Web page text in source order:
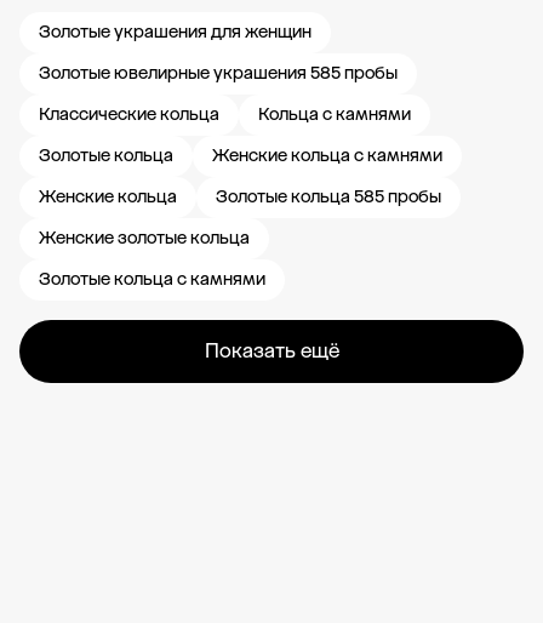
Золотые украшения для женщин
Золотые ювелирные украшения 585 пробы
Классические кольца
Кольца с камнями
Золотые кольца
Женские кольца с камнями
Женские кольца
Золотые кольца 585 пробы
Женские золотые кольца
Золотые кольца с камнями
Показать ещё